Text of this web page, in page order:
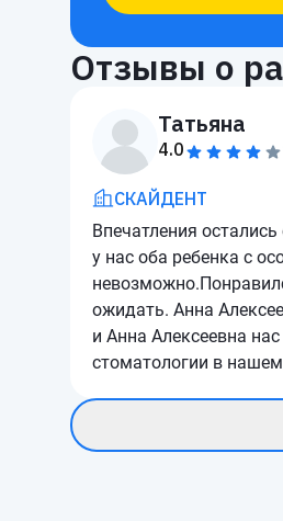
Отзывы о
Татьяна
4.0
СКАЙДЕНТ
Впечатления
у нас оба ребенка с
ожидать. Анна
и Анна Алексеевна
стоматологии в